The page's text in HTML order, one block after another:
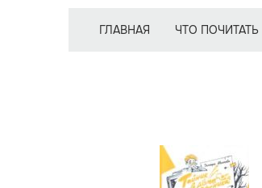
ГЛАВНАЯ ЧТО ПОЧИТАТЬ